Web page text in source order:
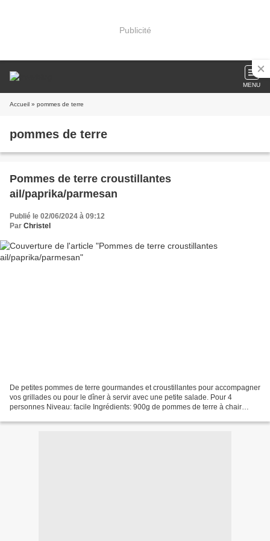
Publicité
MENU
Accueil » pommes de terre
pommes de terre
Pommes de terre croustillantes
ail/paprika/parmesan
Publié le 02/06/2024 à 09:12
Par Christel
De petites pommes de terre gourmandes et croustillantes pour accompagner
vos grillades ou pour le dîner à servir avec une petite salade. Pour 4
personnes Niveau: facile Ingrédients: 900g de pommes de terre à chair